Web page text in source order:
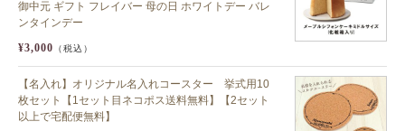
御中元 ギフト フレイバー 母の日 ホワイトデー バレ
ンタインデー
¥3,000 （税込）
【名入れ】オリジナル名入れコースター 挙式用10
枚セット【1セット目ネコポス送料無料】【2セット
以上で宅配便無料】